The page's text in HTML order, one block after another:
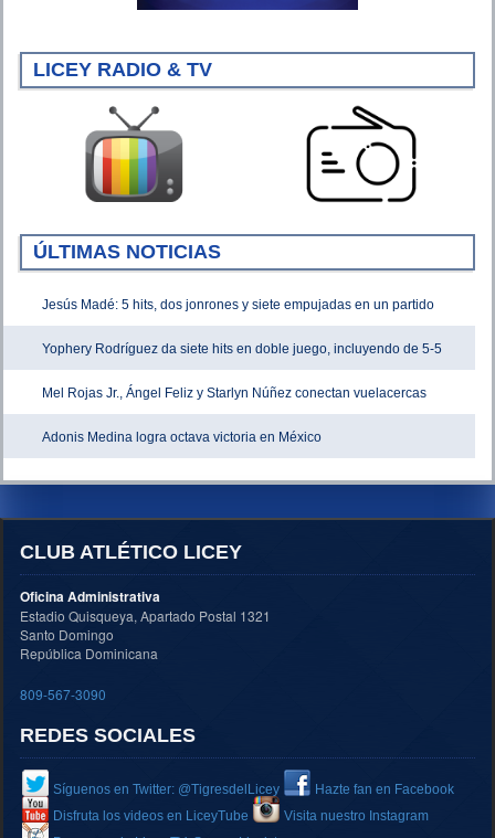
LICEY RADIO & TV
ÚLTIMAS NOTICIAS
Jesús Madé: 5 hits, dos jonrones y siete empujadas en un partido
Yophery Rodríguez da siete hits en doble juego, incluyendo de 5-5
Mel Rojas Jr., Ángel Feliz y Starlyn Núñez conectan vuelacercas
Adonis Medina logra octava victoria en México
CLUB ATLÉTICO LICEY
Oficina Administrativa
Estadio Quisqueya, Apartado Postal 1321
Santo Domingo
República Dominicana
809-567-3090
REDES SOCIALES
Síguenos en Twitter: @TigresdelLicey
Hazte fan en Facebook
Disfruta los videos en LiceyTube
Visita nuestro Instagram